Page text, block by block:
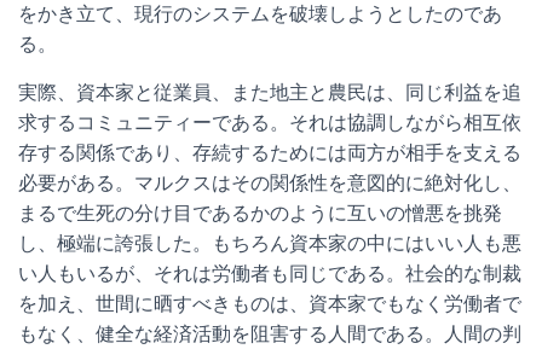
をかき立て、現行のシステムを破壊しようとしたのであ
る。
実際、資本家と従業員、また地主と農民は、同じ利益を追
求するコミュニティーである。それは協調しながら相互依
存する関係であり、存続するためには両方が相手を支える
必要がある。マルクスはその関係性を意図的に絶対化し、
まるで生死の分け目であるかのように互いの憎悪を挑発
し、極端に誇張した。もちろん資本家の中にはいい人も悪
い人もいるが、それは労働者も同じである。社会的な制裁
を加え、世間に晒すべきものは、資本家でもなく労働者で
もなく、健全な経済活動を阻害する人間である。人間の判